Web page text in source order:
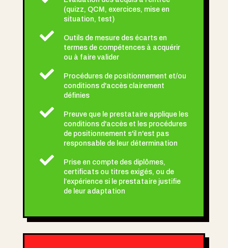
(quizz, QCM, exercices, mise en
situation, test)

Outils de mesure des écarts en
termes de compétences à acquérir
ou à faire valider

Procédures de positionnement et/ou
conditions d'accès clairement
définies

Preuve que le prestataire applique les
conditions d'accès et les procédures
de positionnement s'il n'est pas
responsable de leur détermination

Prise en compte des diplômes,
certificats ou titres exigés, ou de
l’expérience si le prestataire justifie
de leur adaptation